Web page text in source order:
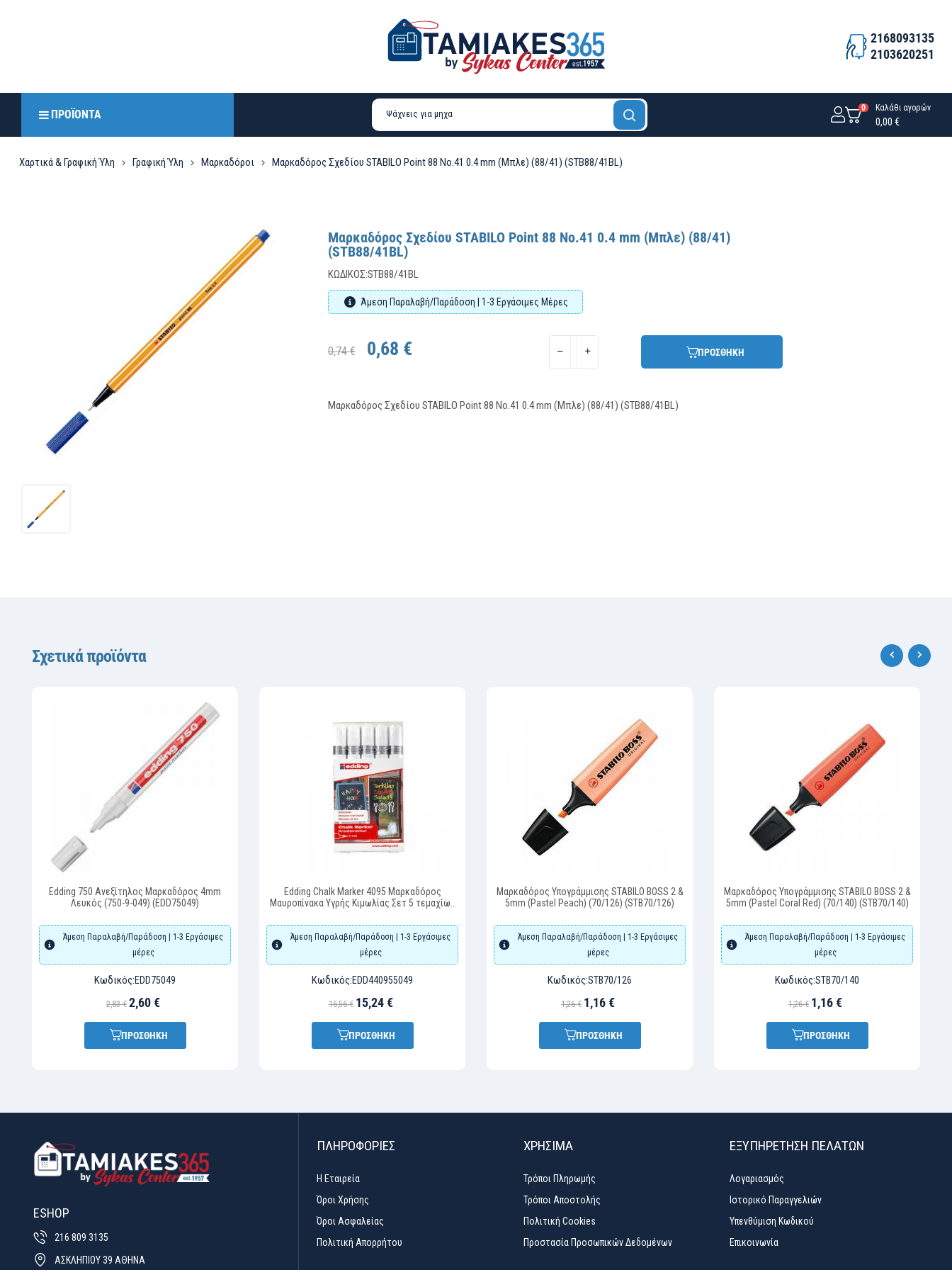
2168093135
2103620251
ΠΡΟΪΌΝΤΑ
0 Καλάθι αγορών
0,00 €
Χαρτικά & Γραφική Ύλη Γραφική Ύλη Μαρκαδόροι Μαρκαδόρος Σχεδίου STABILO Point 88 No.41 0.4 mm (Μπλε) (88/41) (STB88/41BL)
Μαρκαδόρος Σχεδίου STABILO Point 88 No.41 0.4 mm (Μπλε) (88/41)
(STB88/41BL)
ΚΩΔΙΚΌΣ:STB88/41BL
Άμεση Παραλαβή/Παράδοση | 1-3 Εργάσιμες Μέρες
0,74 € 0,68 € ΠΡΟΣΘΗΚΗ
Μαρκαδόρος Σχεδίου STABILO Point 88 No.41 0.4 mm (Μπλε) (88/41) (STB88/41BL)
Σχετικά προϊόντα
Edding 750 Ανεξίτηλος Μαρκαδόρος 4mm
Λευκός (750-9-049) (EDD75049)
Άμεση Παραλαβή/Παράδοση | 1-3 Εργάσιμες
μέρες
Κωδικός:EDD75049
2,83 € 2,60 €
ΠΡΟΣΘΗΚΗ
Edding Chalk Marker 4095 Μαρκαδόρος
Μαυροπίνακα Υγρής Κιμωλίας Σετ 5 τεμαχίων
Άμεση Παραλαβή/Παράδοση | 1-3 Εργάσιμες
μέρες
Κωδικός:EDD440955049
16,56 € 15,24 €
ΠΡΟΣΘΗΚΗ
Μαρκαδόρος Υπογράμμισης STABILO BOSS 2 &
5mm (Pastel Peach) (70/126) (STB70/126)
Άμεση Παραλαβή/Παράδοση | 1-3 Εργάσιμες
μέρες
Κωδικός:STB70/126
1,26 € 1,16 €
ΠΡΟΣΘΗΚΗ
Μαρκαδόρος Υπογράμμισης STABILO BOSS 2 &
5mm (Pastel Coral Red) (70/140) (STB70/140)
Άμεση Παραλαβή/Παράδοση | 1-3 Εργάσιμες
μέρες
Κωδικός:STB70/140
1,26 € 1,16 €
ΠΡΟΣΘΗΚΗ
ESHOP
216 809 3135
ΑΣΚΛΗΠΙΟΥ 39 ΑΘΗΝΑ
ΠΛΗΡΟΦΟΡΙΕΣ
Η Εταιρεία
Όροι Χρήσης
Όροι Ασφαλείας
Πολιτική Απορρήτου
ΧΡΉΣΙΜΑ
Τρόποι Πληρωμής
Τρόποι Αποστολής
Πολιτική Cookies
Προστασία Προσωπικών Δεδομένων
ΕΞΥΠΗΡΈΤΗΣΗ ΠΕΛΑΤΏΝ
Λογαριασμός
Ιστορικό Παραγγελιών
Υπενθύμιση Κωδικού
Επικοινωνία